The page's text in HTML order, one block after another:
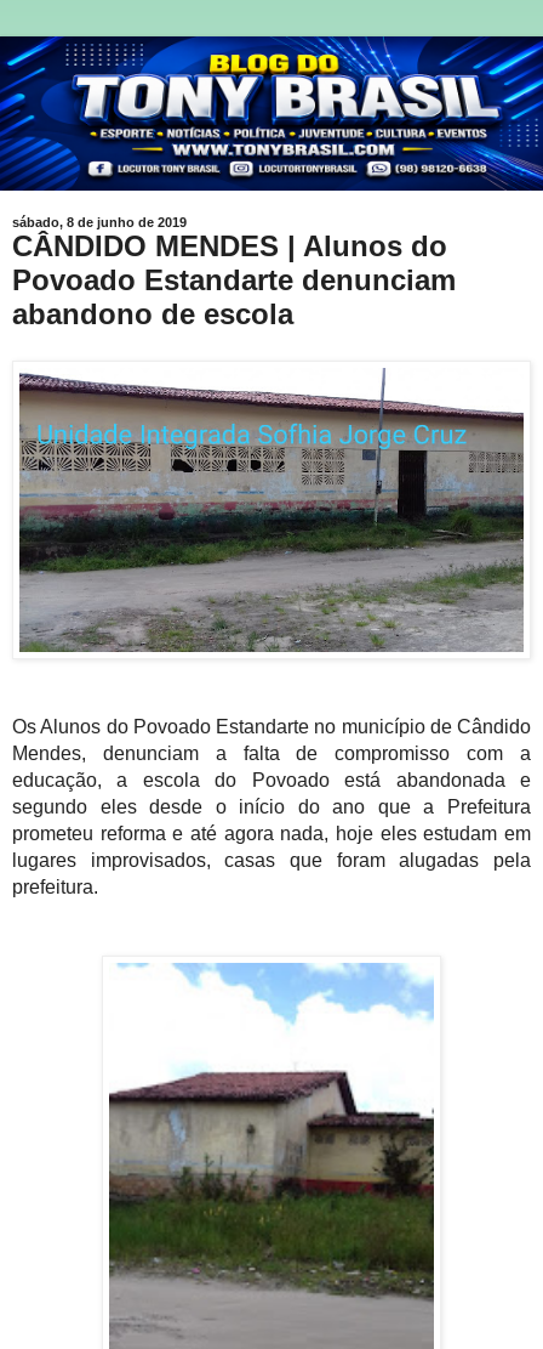
sábado, 8 de junho de 2019
CÂNDIDO MENDES | Alunos do
Povoado Estandarte denunciam
abandono de escola
Os Alunos do Povoado Estandarte no município de Cândido
Mendes, denunciam a falta de compromisso com a
educação, a escola do Povoado está abandonada e
segundo eles desde o início do ano que a Prefeitura
prometeu reforma e até agora nada, hoje eles estudam em
lugares improvisados, casas que foram alugadas pela
prefeitura.